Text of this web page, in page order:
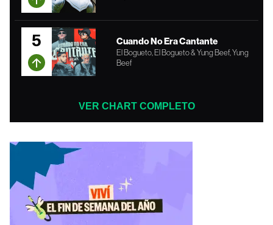
5 Cuando No Era Cantante
El Bogueto, El Bogueto & Yung Beef, Yung
Beef
VER CHART COMPLETO